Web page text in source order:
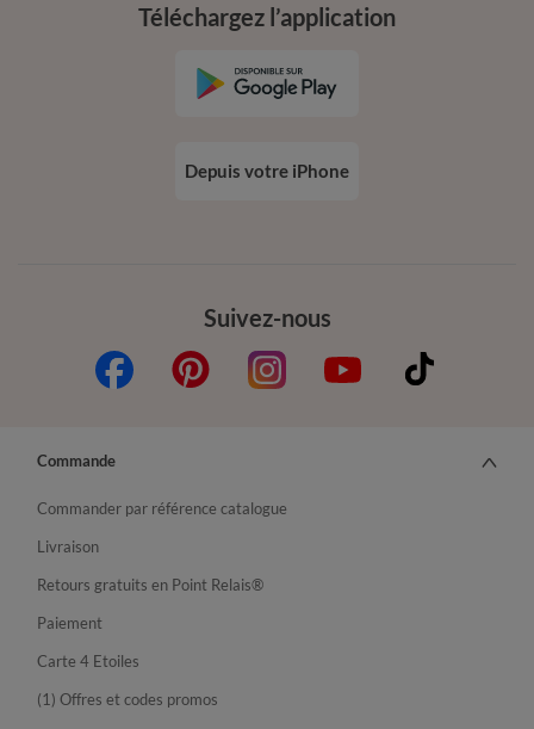
Suivez-nous
Téléchargez l’application
Depuis votre iPhone
Commande
Commander par référence catalogue
Livraison
Retours gratuits en Point Relais®
Paiement
Carte 4 Etoiles
(1) Offres et codes promos